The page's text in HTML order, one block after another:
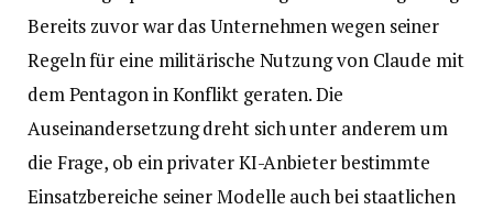
Bereits zuvor war das Unternehmen wegen seiner
Regeln für eine militärische Nutzung von Claude mit
dem Pentagon in Konflikt geraten. Die
Auseinandersetzung dreht sich unter anderem um
die Frage, ob ein privater KI-Anbieter bestimmte
Einsatzbereiche seiner Modelle auch bei staatlichen